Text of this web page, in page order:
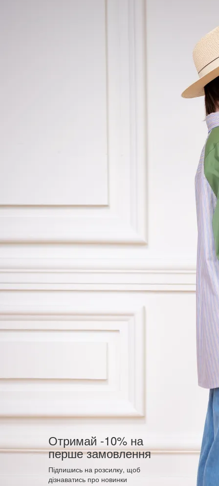
Отримай -10% на
перше замовлення
Підпишись на розсилку, щоб
дізнаватись про новинки